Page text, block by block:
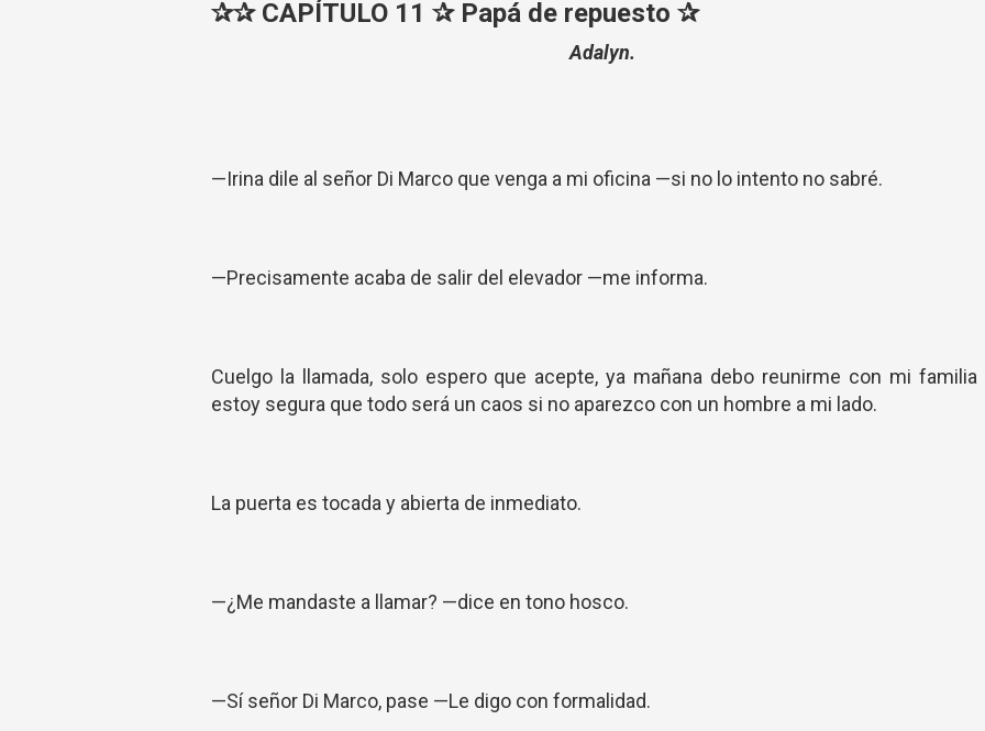
✰✰ CAPÍTULO 11 ✰ Papá de repuesto ✰
Adalyn.
—Irina dile al señor Di Marco que venga a mi oficina —si no lo intento no sabré.
—Precisamente acaba de salir del elevador —me informa.
Cuelgo la llamada, solo espero que acepte, ya mañana debo reunirme con mi familia
estoy segura que todo será un caos si no aparezco con un hombre a mi lado.
La puerta es tocada y abierta de inmediato.
—¿Me mandaste a llamar? —dice en tono hosco.
—Sí señor Di Marco, pase —Le digo con formalidad.